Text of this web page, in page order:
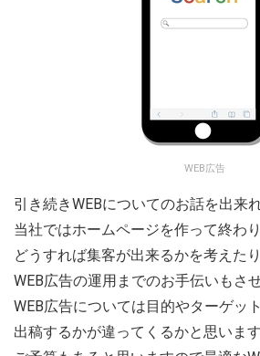
WEB広告
引き続きWEBについてのお話を出来
当社ではホームページを作って終わ
どうすれば集客が出来るかを考えたり
WEB広告の運用までのお手伝いもさ
WEB広告については目的やターゲッ
出稿するかが違ってくるかと思いま